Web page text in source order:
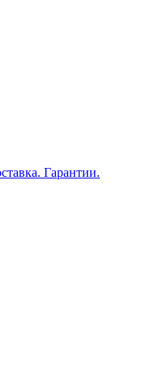
Гарантии.